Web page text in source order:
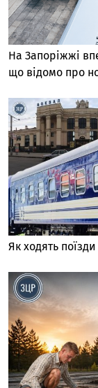
На Запоріжжі
що відомо про
Як ходять